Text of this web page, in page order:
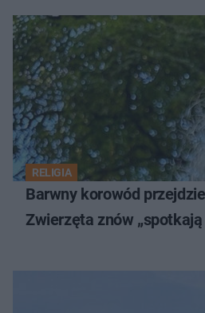
RELIGIA
Barwny korowód
Zwierzęta znów „spotkają